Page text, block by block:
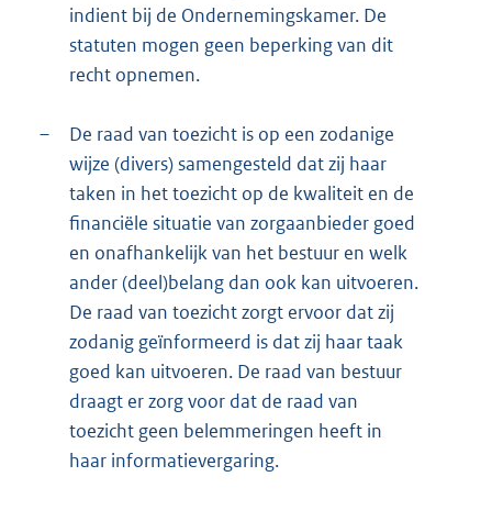
indient bij de Ondernemingskamer. De
statuten mogen geen beperking van dit
recht opnemen.
–
De raad van toezicht is op een zodanige
wijze (divers) samengesteld dat zij haar
taken in het toezicht op de kwaliteit en de
financiële situatie van zorgaanbieder goed
en onafhankelijk van het bestuur en welk
ander (deel)belang dan ook kan uitvoeren.
De raad van toezicht zorgt ervoor dat zij
zodanig geïnformeerd is dat zij haar taak
goed kan uitvoeren. De raad van bestuur
draagt er zorg voor dat de raad van
toezicht geen belemmeringen heeft in
haar informatievergaring.